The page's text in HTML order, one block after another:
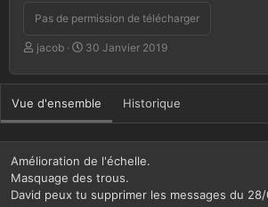
Pas de permission de télécharger
A
t
u
r
jacob
D
t
d
e
c
r
é
a
30 Janvier 2019
Vue d'ensemble Historique
Amélioration de l'échelle.
Masquage des trous.
David peux tu supprimer les messages du 28/